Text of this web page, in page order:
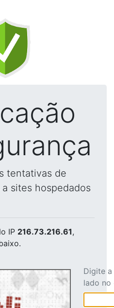
tentativas de
sites hospedados
IP 216.73.216.61,
Digite
lado no